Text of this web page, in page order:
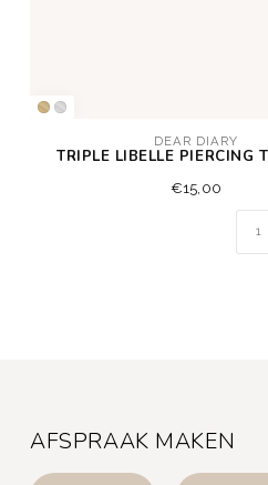
DEAR DIARY
TRIPLE LIBELLE PIERCING
€15,00
AFSPRAAK MAKEN